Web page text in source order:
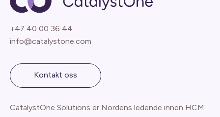
+47 40 00 36 44
info@catalystone.com
Kontakt oss
CatalystOne Solutions er Nordens ledende innen HCM